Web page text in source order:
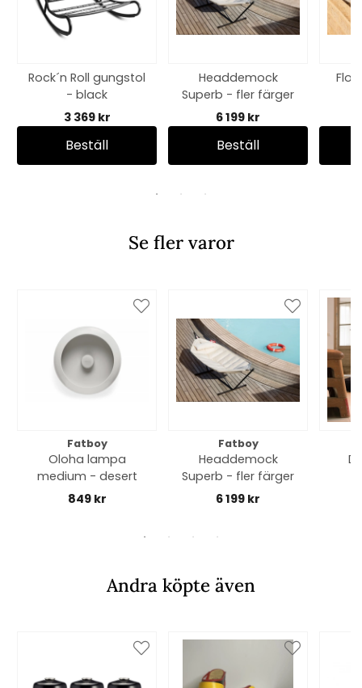
Rock´n Roll gungstol
- black
3 369 kr
Beställ
Headdemock
Superb - fler färger
6 199 kr
Beställ
Se fler varor
Fatboy
Oloha lampa
medium - desert
849 kr
Fatboy
Headdemock
Superb - fler färger
6 199 kr
Andra köpte även